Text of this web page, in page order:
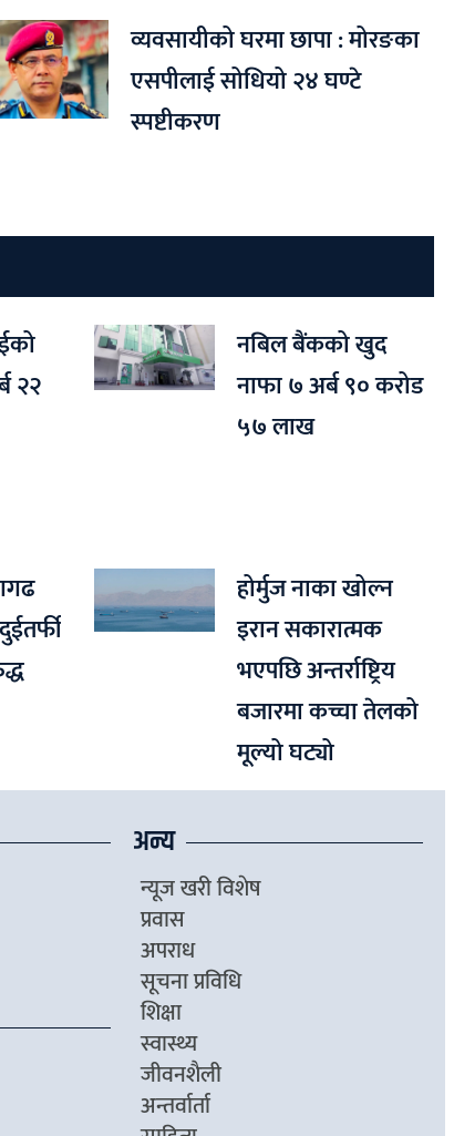
व्यवसायीको घरमा छापा : मोरङका
एसपीलाई सोधियो २४ घण्टे
स्पष्टीकरण
२२
नबिल बैंकको खुद
नाफा ७ अर्ब ९० करोड
५७ लाख
होर्मुज नाका खोल्न
इरान सकारात्मक
भएपछि अन्तर्राष्ट्रिय
बजारमा कच्चा तेलको
मूल्यो घट्यो
अन्य
न्यूज खरी विशेष
प्रवास
अपराध
सूचना प्रविधि
शिक्षा
स्वास्थ्य
जीवनशैली
अन्तर्वार्ता